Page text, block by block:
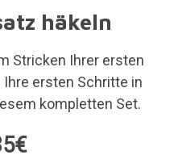
häkeln
Stricken Ihrer ersten
ersten Schritte in
kompletten Set.